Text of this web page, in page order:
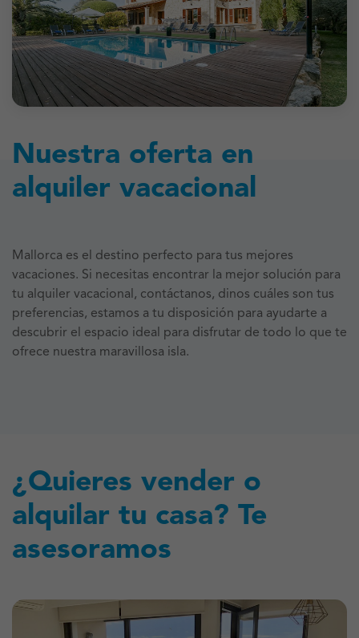
Nuestra oferta en
alquiler vacacional
Mallorca es el destino perfecto para tus mejores
vacaciones. Si necesitas encontrar la mejor solución para
tu alquiler vacacional, contáctanos, dinos cuáles son tus
preferencias, estamos a tu disposición para ayudarte a
descubrir el espacio ideal para disfrutar de todo lo que te
ofrece nuestra maravillosa isla.
¿Quieres vender o
alquilar tu casa? Te
asesoramos